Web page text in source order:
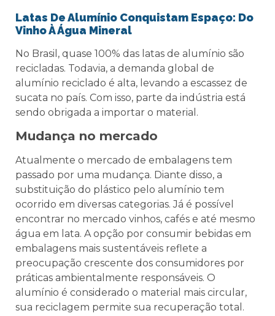
Latas De Alumínio Conquistam Espaço: Do
Vinho À Água Mineral
No Brasil, quase 100% das latas de alumínio são
recicladas. Todavia, a demanda global de
alumínio reciclado é alta, levando a escassez de
sucata no país. Com isso, parte da indústria está
sendo obrigada a importar o material.
Mudança no mercado
Atualmente o mercado de embalagens tem
passado por uma mudança. Diante disso, a
substituição do plástico pelo alumínio tem
ocorrido em diversas categorias. Já é possível
encontrar no mercado vinhos, cafés e até mesmo
água em lata. A opção por consumir bebidas em
embalagens mais sustentáveis reflete a
preocupação crescente dos consumidores por
práticas ambientalmente responsáveis. O
alumínio é considerado o material mais circular,
sua reciclagem permite sua recuperação total.